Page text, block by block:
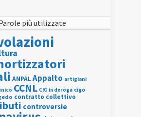
più utilizzate
ANPALAppalto artigiani
CCNL CIG in deroga cigo
contratto collettivo
controversie